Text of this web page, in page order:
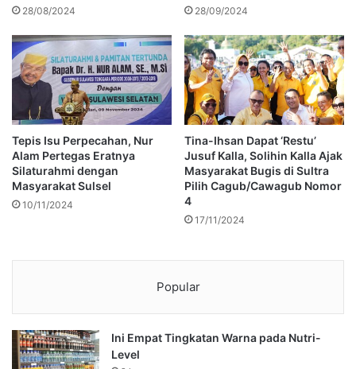
28/08/2024 28/09/2024
Tepis Isu Perpecahan, Nur
Alam Pertegas Eratnya
Silaturahmi dengan
Masyarakat Sulsel
10/11/2024
Tina-Ihsan Dapat ‘Restu’
Jusuf Kalla, Solihin Kalla Ajak
Masyarakat Bugis di Sultra
Pilih Cagub/Cawagub Nomor
4
17/11/2024
Popular
Ini Empat Tingkatan Warna pada Nutri-
Level